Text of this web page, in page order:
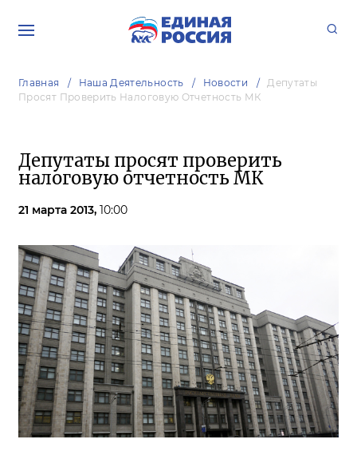
Главная Наша Деятельность Новости
Депутаты
Просят Проверить Налоговую Отчетность МК
Депутаты просят проверить
налоговую отчетность МК
21 марта 2013, 10:00